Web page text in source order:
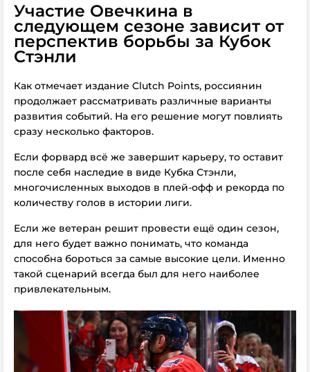
Участие Овечкина в
следующем сезоне зависит от
перспектив борьбы за Кубок
Стэнли
Как отмечает издание Clutch Points, россиянин
продолжает рассматривать различные варианты
развития событий. На его решение могут повлиять
сразу несколько факторов.
Если форвард всё же завершит карьеру, то оставит
после себя наследие в виде Кубка Стэнли,
многочисленных выходов в плей-офф и рекорда по
количеству голов в истории лиги.
Если же ветеран решит провести ещё один сезон,
для него будет важно понимать, что команда
способна бороться за самые высокие цели. Именно
такой сценарий всегда был для него наиболее
привлекательным.